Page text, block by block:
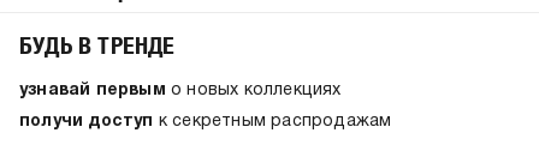
БУДЬ В ТРЕНДЕ
узнавай первым о новых коллекциях
получи доступ
к секретным распродажам